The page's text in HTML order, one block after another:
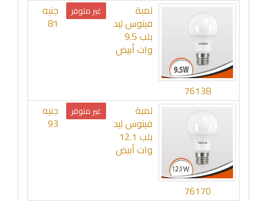
76138
لمبة
فينوس ليد
بلب 9.5
وات أبيض
غير متوفر جنيه
81
76170
لمبة
فينوس ليد
بلب 12.1
وات أبيض
غير متوفر جنيه
93